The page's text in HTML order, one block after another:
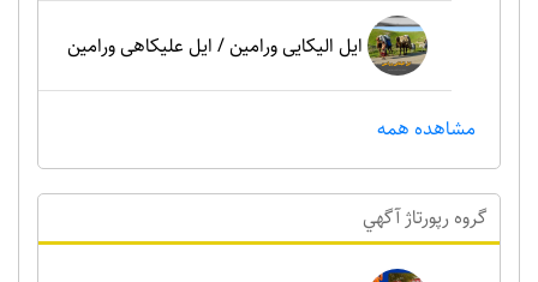
ایل الیکایی ورامین / ایل علیکاهی ورامین
مشاهده همه
گروه رپورتاژ آگهي